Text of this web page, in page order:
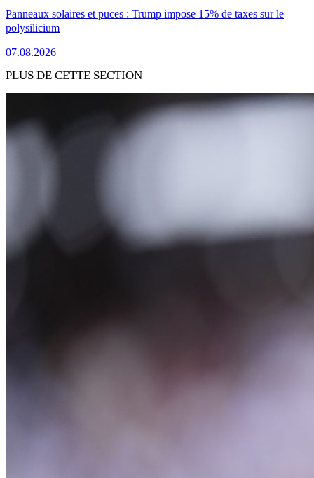
Panneaux solaires et puces : Trump impose 15% de taxes sur le
polysilicium
07.08.2026
PLUS DE CETTE SECTION